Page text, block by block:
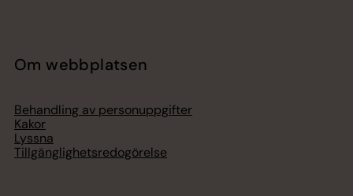
Om webbplatsen
Behandling av personuppgifter
Kakor
Lyssna
Tillgänglighetsredogörelse